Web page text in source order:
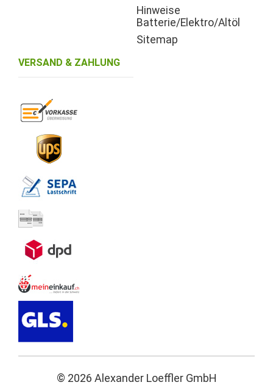
Hinweise
Batterie/Elektro/Altöl
Sitemap
VERSAND & ZAHLUNG
© 2026 Alexander Loeffler GmbH